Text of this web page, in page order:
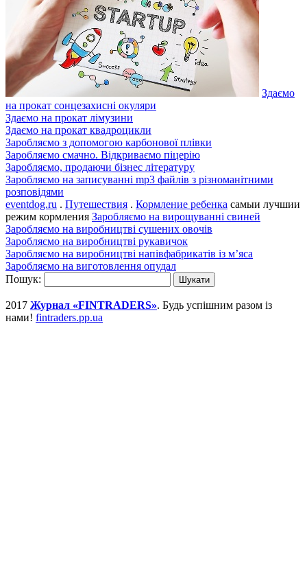
Здаємо
на прокат сонцезахисні окуляри
Здаємо на прокат лімузини
Здаємо на прокат квадроцикли
Заробляємо з допомогою карбонової плівки
Заробляємо смачно. Відкриваємо піцерію
Заробляємо, продаючи бізнес літературу
Заробляємо на записуванні mp3 файлів з різноманітними
розповідями
eventdog.ru . Путешествия . Кормление ребенка самыи лучшии
режим кормления Заробляємо на вирощуванні свиней
Заробляємо на виробництві сушених овочів
Заробляємо на виробництві рукавичок
Заробляємо на виробництві напівфабрикатів із м’яса
Заробляємо на виготовлення опудал
Пошук:
2017 Журнал «FINTRADERS». Будь успішним разом із
нами! fintraders.pp.ua